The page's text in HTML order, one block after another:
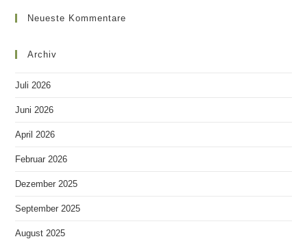
Neueste Kommentare
Archiv
Juli 2026
Juni 2026
April 2026
Februar 2026
Dezember 2025
September 2025
August 2025